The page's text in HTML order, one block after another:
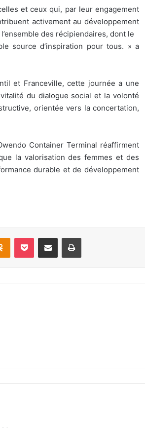
et ceux qui, par leur engagement
activement au développement
des récipiendaires, dont le
source d’inspiration pour tous. » a
et Franceville, cette journée a une
du dialogue social et la volonté
orientée vers la concertation,
Container Terminal réaffirment
la valorisation des femmes et des
durable et de développement